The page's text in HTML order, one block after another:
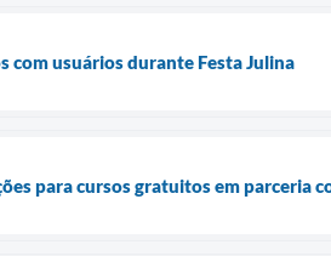
com usuários durante Festa Julina
para cursos gratuitos em parceria